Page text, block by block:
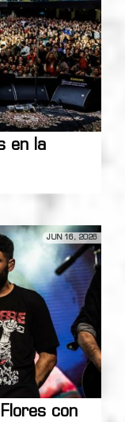
en la
JUN 16, 2026
con